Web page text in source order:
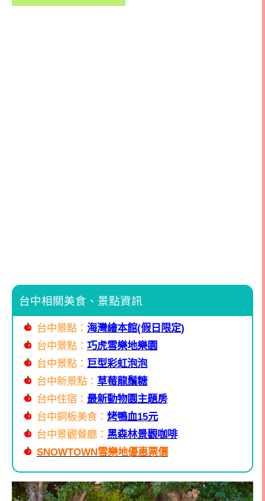
台中相關美食、景點資訊
台中景點： 海灣繪本館(假日限定)
台中景點： 巧虎雪樂地樂園
台中景點： 巨型彩虹泡泡
台中新景點： 草莓龍鬚糖
台中住宿： 最新動物園主題房
台中銅板美食： 烤鴨血15元
台中景觀餐廳： 黑森林景觀咖啡
SNOWTOWN雪樂地優惠票價